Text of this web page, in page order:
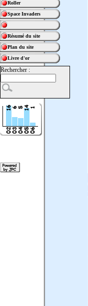
Roller
Space Invaders
Résumé du site
Plan du site
Livre d'or
Rechercher :